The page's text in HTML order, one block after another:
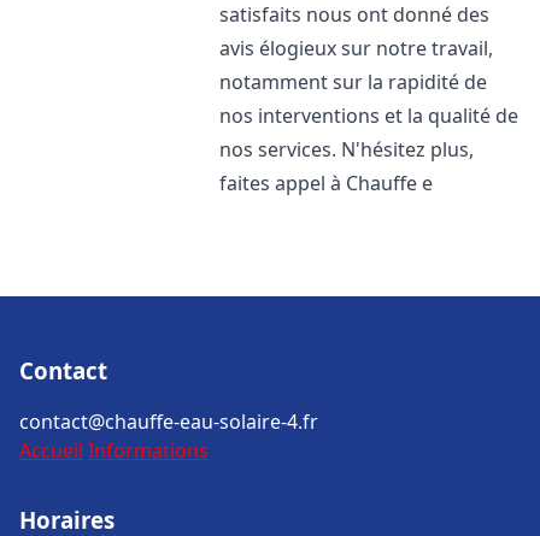
satisfaits nous ont donné des
avis élogieux sur notre travail,
notamment sur la rapidité de
nos interventions et la qualité de
nos services. N'hésitez plus,
faites appel à Chauffe e
Contact
contact@chauffe-eau-solaire-4.fr
Accueil Informations
Horaires